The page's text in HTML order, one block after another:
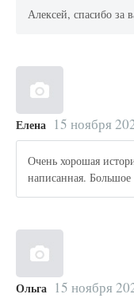
Алексей, спасибо за
Елена 15 ноября
Очень хорошая
написанная.
Ольга 15 ноября